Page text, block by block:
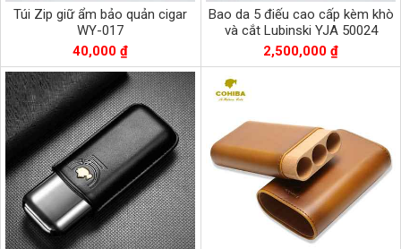
Túi Zip giữ ẩm bảo quản cigar
WY-017
40,000 ₫
Bao da 5 điếu cao cấp kèm khò
và cắt Lubinski YJA 50024
2,500,000 ₫